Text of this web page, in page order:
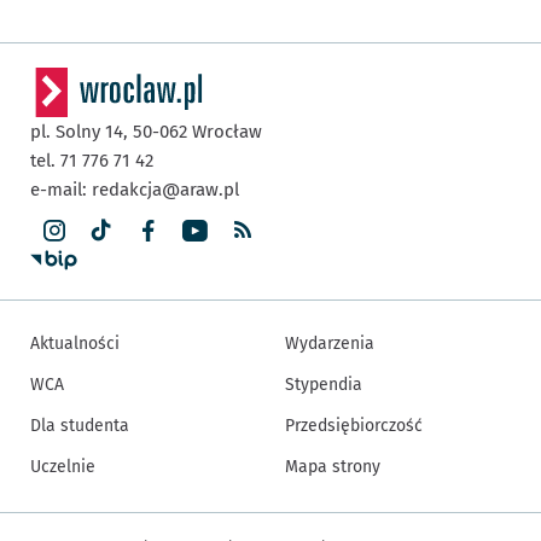
pl. Solny 14, 50-062 Wrocław
tel. 71 776 71 42
e-mail: redakcja@araw.pl
Aktualności
WCA
Dla studenta
Uczelnie
Wydarzenia
Stypendia
Przedsiębiorczość
Mapa strony
Inne informacje